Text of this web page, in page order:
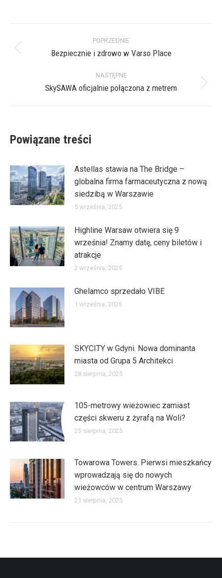
wpisów
POPRZEDNIE
Poprzedni
Bezpiecznie i zdrowo w Varso Place
NASTĘPNE
Następny
SkySAWA oficjalnie połączona z metrem
Powiązane treści
Astellas stawia na The Bridge –
globalna firma farmaceutyczna z nową
siedzibą w Warszawie
5 września, 2025
Highline Warsaw otwiera się 9
września! Znamy datę, ceny biletów i
atrakcje
2 września, 2025
Ghelamco sprzedało VIBE
1 września, 2025
SKYCITY w Gdyni. Nowa dominanta
miasta od Grupa 5 Architekci
28 sierpnia, 2025
105-metrowy wieżowiec zamiast
części skweru z żyrafą na Woli?
25 sierpnia, 2025
Towarowa Towers. Pierwsi mieszkańcy
wprowadzają się do nowych
wieżowców w centrum Warszawy
21 sierpnia, 2025